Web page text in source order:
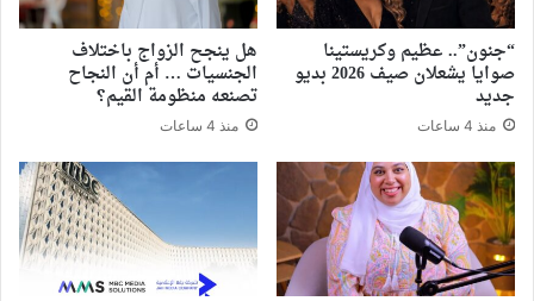
“جنون”.. عظيم وكريستينا
صوايا يشعلان صيف 2026 بديو
جديد
منذ 4 ساعات
هل ينجح الزواج باختلاف
الجنسيات … أم أن النجاح
تصنعه منظومة القيم؟
منذ 4 ساعات